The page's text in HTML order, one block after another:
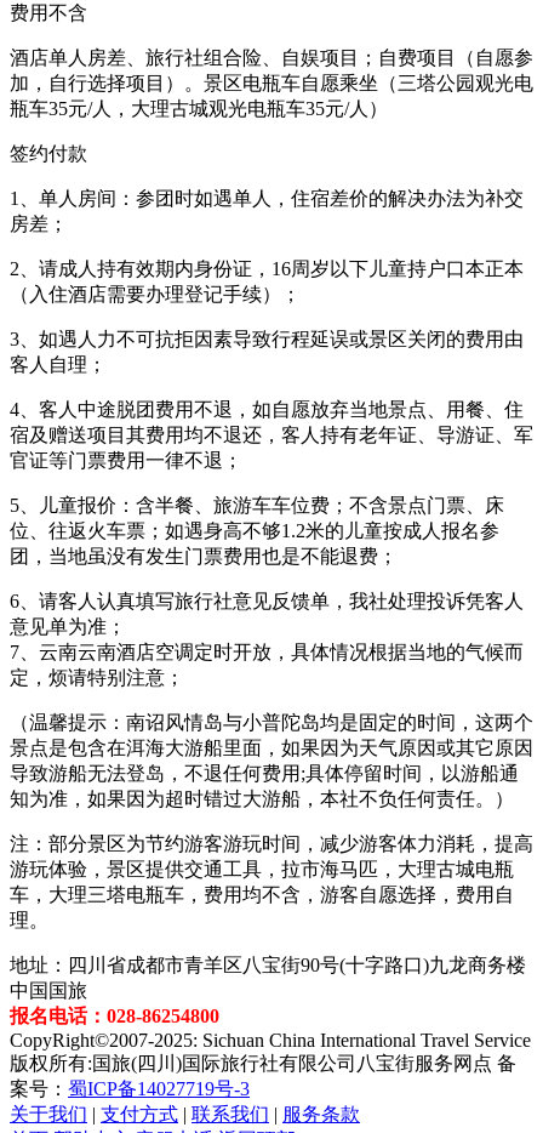
费用不含
酒店单人房差、旅行社组合险、自娱项目；自费项目（自愿参
加，自行选择项目）。景区电瓶车自愿乘坐（三塔公园观光电
瓶车35元/人，大理古城观光电瓶车35元/人）
签约付款
1、单人房间：参团时如遇单人，住宿差价的解决办法为补交
房差；
2、请成人持有效期内身份证，16周岁以下儿童持户口本正本
（入住酒店需要办理登记手续）；
3、如遇人力不可抗拒因素导致行程延误或景区关闭的费用由
客人自理；
4、客人中途脱团费用不退，如自愿放弃当地景点、用餐、住
宿及赠送项目其费用均不退还，客人持有老年证、导游证、军
官证等门票费用一律不退；
5、儿童报价：含半餐、旅游车车位费；不含景点门票、床
位、往返火车票；如遇身高不够1.2米的儿童按成人报名参
团，当地虽没有发生门票费用也是不能退费；
6、请客人认真填写旅行社意见反馈单，我社处理投诉凭客人
意见单为准；
7、云南云南酒店空调定时开放，具体情况根据当地的气候而
定，烦请特别注意；
（温馨提示：南诏风情岛与小普陀岛均是固定的时间，这两个
景点是包含在洱海大游船里面，如果因为天气原因或其它原因
导致游船无法登岛，不退任何费用;具体停留时间，以游船通
知为准，如果因为超时错过大游船，本社不负任何责任。）
注：部分景区为节约游客游玩时间，减少游客体力消耗，提高
游玩体验，景区提供交通工具，拉市海马匹，大理古城电瓶
车，大理三塔电瓶车，费用均不含，游客自愿选择，费用自
理。
地址：四川省成都市青羊区八宝街90号(十字路口)九龙商务楼
中国国旅
报名电话：028-86254800
CopyRight©2007-2025: Sichuan China International Travel Service
版权所有:国旅(四川)国际旅行社有限公司八宝街服务网点 备
案号： 蜀ICP备14027719号-3
关于我们 | 支付方式 | 联系我们 | 服务条款